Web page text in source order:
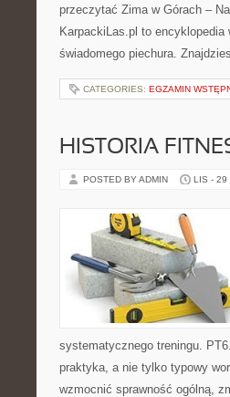
przeczytać Zima w Górach –
KarpackiLas.pl to
świadomego piechura.
CATEGORIES: EGZAMIN
HISTORIA
POSTED BY ADMIN LIS - 29
systematycznego treningu.
praktyka, a nie tylko typowy
wzmocnić sprawność ogólną,